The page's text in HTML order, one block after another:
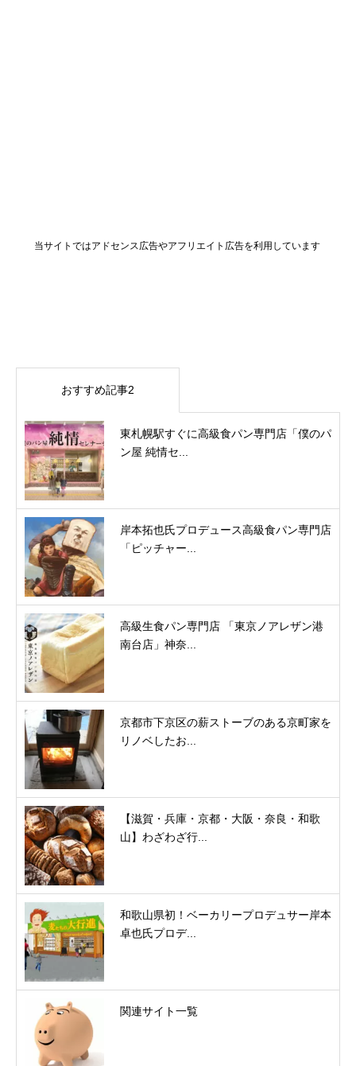
当サイトではアドセンス広告やアフリエイト広告を利用しています
おすすめ記事2
東札幌駅すぐに高級食パン専門店「僕のパ
ン屋 純情セ...
岸本拓也氏プロデュース高級食パン専門店
「ピッチャー...
高級生食パン専門店 「東京ノアレザン港
南台店」神奈...
京都市下京区の薪ストーブのある京町家を
リノベしたお...
【滋賀・兵庫・京都・大阪・奈良・和歌
山】わざわざ行...
和歌山県初！ベーカリープロデュサー岸本
卓也氏プロデ...
関連サイト一覧